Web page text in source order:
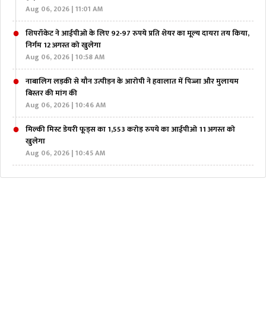
Aug 06, 2026 | 11:01 AM
शिपरॉकेट ने आईपीओ के लिए 92-97 रुपये प्रति शेयर का मूल्य दायरा तय किया,
निर्गम 12 अगस्त को खुलेगा
Aug 06, 2026 | 10:58 AM
नाबालिग लड़की से यौन उत्पीड़न के आरोपी ने हवालात में पिज्जा और मुलायम
बिस्तर की मांग की
Aug 06, 2026 | 10:46 AM
मिल्की मिस्ट डेयरी फूड्स का 1,553 करोड़ रुपये का आईपीओ 11 अगस्त को
खुलेगा
Aug 06, 2026 | 10:45 AM